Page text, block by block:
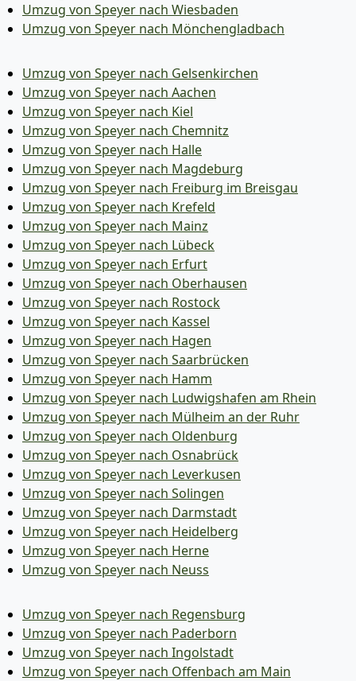
Umzug von Speyer nach Wiesbaden
Umzug von Speyer nach Mönchen­gladbach
Umzug von Speyer nach Gelsenkirchen
Umzug von Speyer nach Aachen
Umzug von Speyer nach Kiel
Umzug von Speyer nach Chemnitz
Umzug von Speyer nach Halle
Umzug von Speyer nach Magdeburg
Umzug von Speyer nach Freiburg im Breisgau
Umzug von Speyer nach Krefeld
Umzug von Speyer nach Mainz
Umzug von Speyer nach Lübeck
Umzug von Speyer nach Erfurt
Umzug von Speyer nach Oberhausen
Umzug von Speyer nach Rostock
Umzug von Speyer nach Kassel
Umzug von Speyer nach Hagen
Umzug von Speyer nach Saarbrücken
Umzug von Speyer nach Hamm
Umzug von Speyer nach Ludwigshafen am Rhein
Umzug von Speyer nach Mülheim an der Ruhr
Umzug von Speyer nach Oldenburg
Umzug von Speyer nach Osnabrück
Umzug von Speyer nach Leverkusen
Umzug von Speyer nach Solingen
Umzug von Speyer nach Darmstadt
Umzug von Speyer nach Heidelberg
Umzug von Speyer nach Herne
Umzug von Speyer nach Neuss
Umzug von Speyer nach Regensburg
Umzug von Speyer nach Paderborn
Umzug von Speyer nach Ingolstadt
Umzug von Speyer nach Offenbach am Main